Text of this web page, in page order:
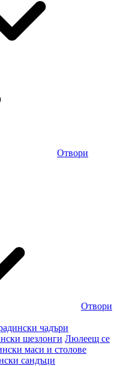
Отвори
Отвори
чадъри
шезлонги Люлеещ се
маси и столове
сандъци